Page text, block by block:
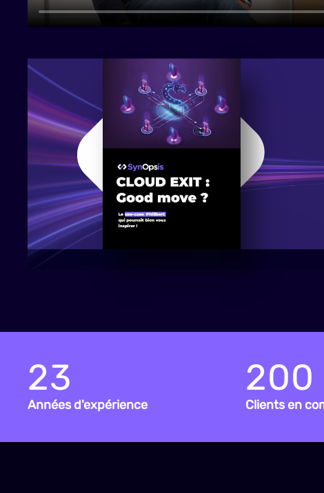
23
Années d'expérience
200
Clients en